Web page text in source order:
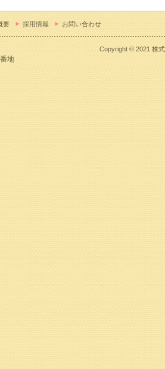
要 採用情報 お問い合わせ
地
Copyright © 2021 株